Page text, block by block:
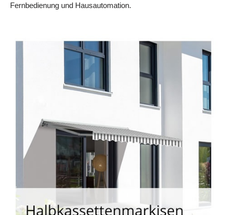
Fernbedienung und Hausautomation.